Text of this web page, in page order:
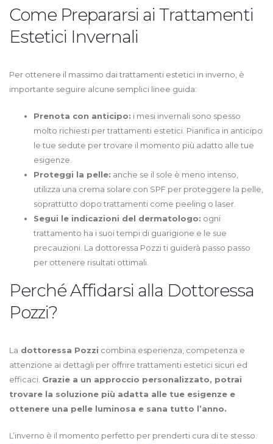
Come Prepararsi ai Trattamenti
Estetici Invernali
Per ottenere il massimo dai trattamenti estetici in inverno, è
importante seguire alcune semplici linee guida:
Prenota con anticipo: i mesi invernali sono spesso
molto richiesti per trattamenti estetici. Pianifica in anticipo
le tue sedute per trovare il momento più adatto alle tue
esigenze.
Proteggi la pelle: anche se il sole è meno intenso,
utilizza una crema solare con SPF per proteggere la pelle,
soprattutto dopo trattamenti come peeling o laser.
Segui le indicazioni del dermatologo: ogni
trattamento ha i suoi tempi di guarigione e le sue
precauzioni. La dottoressa Pozzi ti guiderà passo passo
per ottenere risultati ottimali.
Perché Affidarsi alla Dottoressa
Pozzi?
La dottoressa Pozzi combina esperienza, competenza e
attenzione ai dettagli per offrire trattamenti estetici sicuri ed
efficaci. Grazie a un approccio personalizzato, potrai
trovare la soluzione più adatta alle tue esigenze e
ottenere una pelle luminosa e sana tutto l’anno.
L’inverno è il momento perfetto per prenderti cura di te stesso.